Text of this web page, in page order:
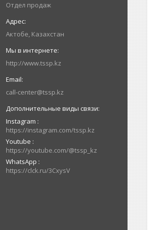
Отдел продаж
Актобе, Казахстан
http://www.tssp.kz
call-center@tssp.kz
Instagram
https://instagram.com/tssp.kz
Youtube
https://youtube.com/@tssp_kz
WhatsApp
https://clck.ru/3CxysV